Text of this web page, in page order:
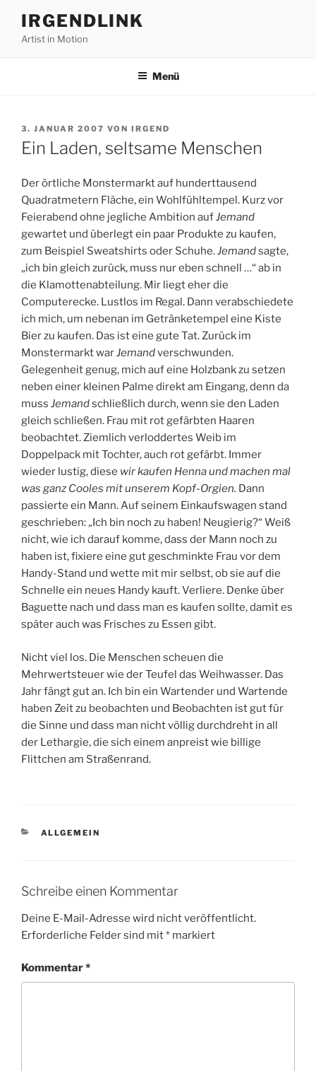
Inhalt
springen
IRGENDLINK
Artist in Motion
Menü
VERÖFFENTLICHT
AM
3. JANUAR 2007 VON IRGEND
Ein Laden, seltsame Menschen
Der örtliche Monstermarkt auf hunderttausend
Quadratmetern Fläche, ein Wohlfühltempel. Kurz vor
Feierabend ohne jegliche Ambition aufJemand
gewartet und überlegt ein paar Produkte zu kaufen,
zum Beispiel Sweatshirts oder Schuhe.Jemandsagte,
„ich bin gleich zurück, muss nur eben schnell …“ ab in
die Klamottenabteilung. Mir liegt eher die
Computerecke. Lustlos im Regal. Dann verabschiedete
ich mich, um nebenan im Getränketempel eine Kiste
Bier zu kaufen. Das ist eine gute Tat. Zurück im
Monstermarkt warJemandverschwunden.
Gelegenheit genug, mich auf eine Holzbank zu setzen
neben einer kleinen Palme direkt am Eingang, denn da
muss Jemandschließlich durch, wenn sie den Laden
gleich schließen. Frau mit rot gefärbten Haaren
beobachtet. Ziemlich verloddertes Weib im
Doppelpack mit Tochter, auch rot gefärbt. Immer
wieder lustig, diese wir kaufen Henna und machen mal
was ganz Cooles mit unserem Kopf-Orgien. Dann
passierte ein Mann. Auf seinem Einkaufswagen stand
geschrieben: „Ich bin noch zu haben! Neugierig?“ Weiß
nicht, wie ich darauf komme, dass der Mann noch zu
haben ist, fixiere eine gut geschminkte Frau vor dem
Handy-Stand und wette mit mir selbst, ob sie auf die
Schnelle ein neues Handy kauft. Verliere. Denke über
Baguette nach und dass man es kaufen sollte, damit es
später auch was Frisches zu Essen gibt.
Nicht viel los. Die Menschen scheuen die
Mehrwertsteuer wie der Teufel das Weihwasser. Das
Jahr fängt gut an. Ich bin ein Wartender und Wartende
haben Zeit zu beobachten und Beobachten ist gut für
die Sinne und dass man nicht völlig durchdreht in all
der Lethargie, die sich einem anpreist wie billige
Flittchen am Straßenrand.
KATEGORIEN
ALLGEMEIN
Schreibe einen Kommentar
Deine E-Mail-Adresse wird nicht veröffentlicht.
Erforderliche Felder sind mit* markiert
Kommentar*